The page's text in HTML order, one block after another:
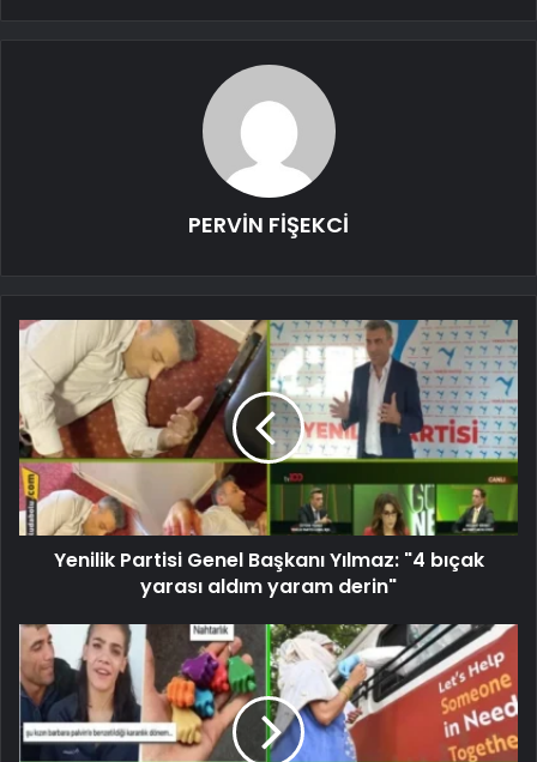
PERVİN FİŞEKCİ
Yenilik Partisi Genel Başkanı Yılmaz: "4 bıçak
yarası aldım yaram derin"